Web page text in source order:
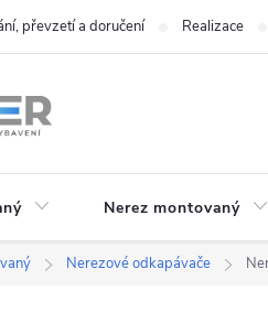
převzetí a doručení Realizace
Nerez montovaný
Nerezové odkapávače